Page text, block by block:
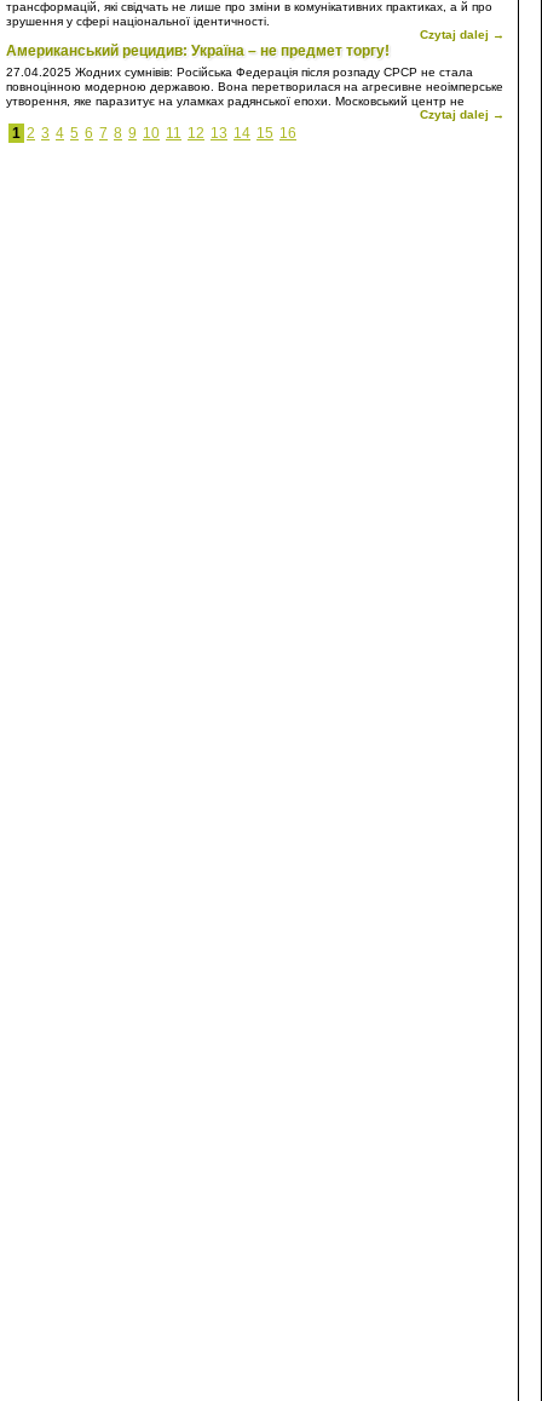
трансформацій, які свідчать не лише про зміни в комунікативних практиках, а й про
зрушення у сфері національної ідентичності.
Czytaj dalej →
Американський рецидив: Україна – не предмет торгу!
27.04.2025 Жодних сумнівів: Російська Федерація після розпаду СРСР не стала
повноцінною модерною державою. Вона перетворилася на агресивне неоімперське
утворення, яке паразитує на уламках радянської епохи. Московський центр не
просто відмовився інтегруватися у світову спільноту на засадах рівноправного
партнерства, він обрав шлях домінування, підкорення та експансії. Власне, Росія є
типовою неоколонією – лише з тією відмінністю, що вона прагне сама бути
Czytaj dalej →
1 2 3 4 5 6 7 8 9 10 11 12 13 14 15 16